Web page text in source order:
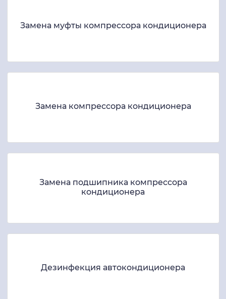
Замена муфты компрессора кондиционера
Замена компрессора кондиционера
Замена подшипника компрессора
кондиционера
Дезинфекция автокондиционера